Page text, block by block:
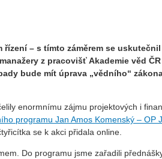
– s tímto záměrem se
z pracovišť Akademie věd
bude mít úprava „vědního“
enormnímu zájmu projektových i
programu Jan Amos Komenský – OP
se k akci přidala online.
Do programu jsme zařadili